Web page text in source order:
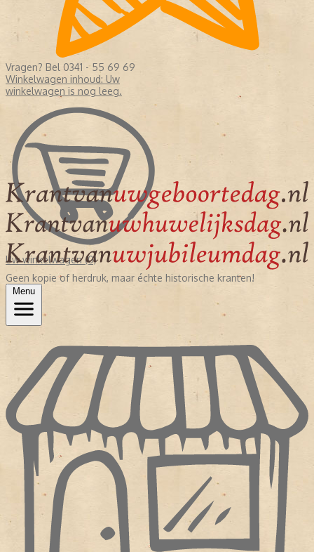
Vragen? Bel 0341 - 55 69 69
Winkelwagen inhoud: Uw
winkelwagen is nog leeg.
Uw winkelwagen (0)
Geen kopie of herdruk, maar échte historische kranten!
Menu